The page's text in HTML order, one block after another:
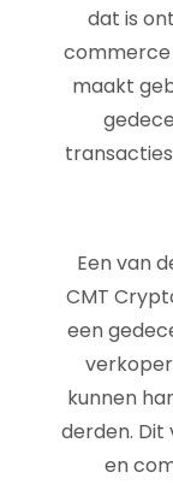
dat is
maakt
Een van
CMT
een
kunnen
derden.
en